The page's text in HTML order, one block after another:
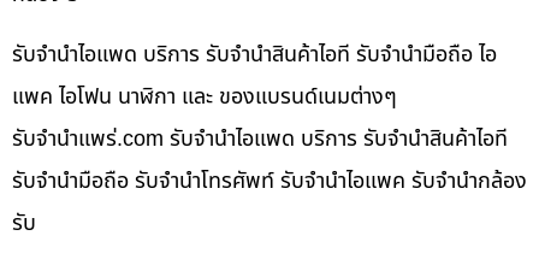
รับจำนำไอแพด บริการ รับจำนำสินค้าไอที รับจำนำมือถือ ไอ
แพค ไอโฟน นาฬิกา และ ของแบรนด์เนมต่างๆ
รับจํานําแพร่.com รับจำนำไอแพด บริการ รับจำนำสินค้าไอที
รับจำนำมือถือ รับจำนำโทรศัพท์ รับจำนำไอแพค รับจำนำกล้อง
รับ